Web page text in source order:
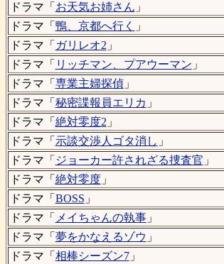
ドラマ「 お天気お姉さん 」
ドラマ「 鴨、京都へ行く 」
ドラマ「 ガリレオ2 」
ドラマ「 リッチマン、プアウーマン 」
ドラマ「 専業主婦探偵」
ドラマ「 秘密諜報員エリカ 」
ドラマ「 絶対零度2 」
ドラマ「 示談交渉人ゴタ消し 」
ドラマ「 ジョーカー許されざる捜査官 」
ドラマ「 絶対零度」
ドラマ「 BOSS 」
ドラマ「 メイちゃんの執事」
ドラマ「 夢をかなえるゾウ 」
ドラマ「 相棒シーズン7」